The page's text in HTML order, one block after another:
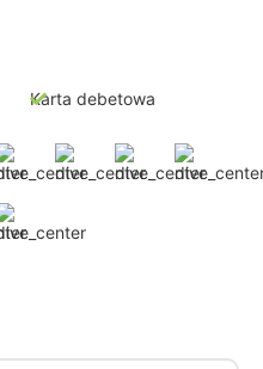
Karta debetowa